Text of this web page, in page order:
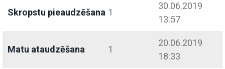
Skropstu pieaudzēšana 1
30.06.2019
13:57
Matu ataudzēšana 1
20.06.2019
18:33